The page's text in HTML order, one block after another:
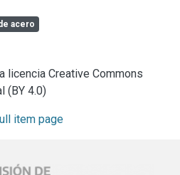
cloruros en hormigones
coeficientes de
superficiales de hormigones
y con fibras, luego de 230 días
solución de cloruros. Los
la incorporación de fibras de
la difusividad del
mayor escabrosidad superficial
acero
licencia Creative Commons
(BY 4.0)
item page